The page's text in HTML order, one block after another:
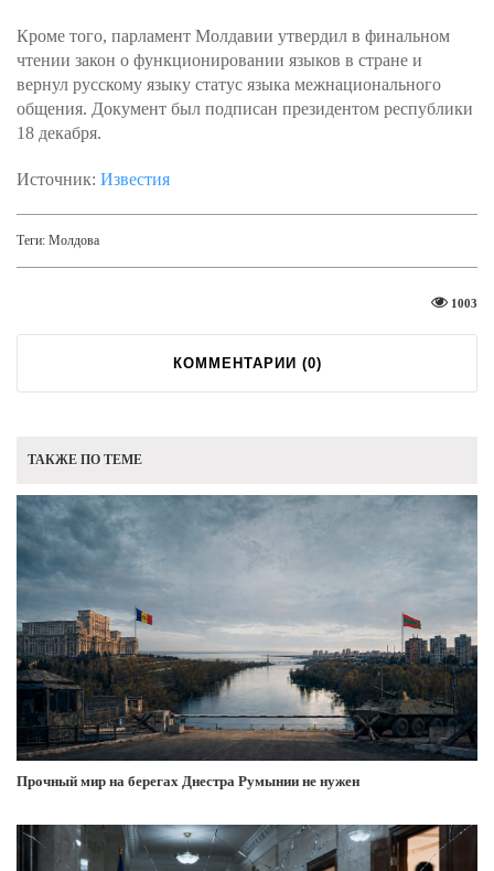
Кроме того, парламент Молдавии утвердил в финальном
чтении закон о функционировании языков в стране и
вернул русскому языку статус языка межнационального
общения. Документ был подписан президентом республики
18 декабря.
Источник: Известия
Теги: Молдова
1003
КОММЕНТАРИИ (0)
ТАКЖЕ ПО ТЕМЕ
Прочный мир на берегах Днестра Румынии не нужен